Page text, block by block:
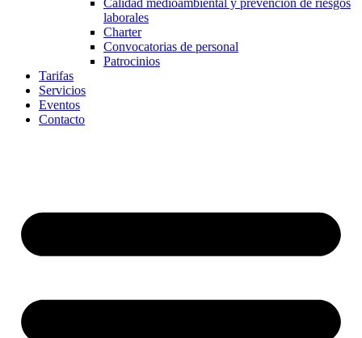
Calidad medioambiental y prevención de riesgos
laborales
Charter
Convocatorias de personal
Patrocinios
Tarifas
Servicios
Eventos
Contacto